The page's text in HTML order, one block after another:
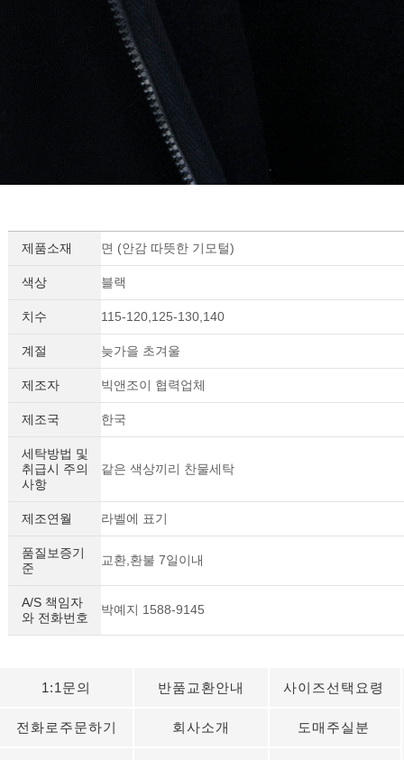
제품소재 면 (안감 따뜻한 기모털)
색상 블랙
치수 115-120,125-130,140
계절 늦가을 초겨울
제조자 빅앤조이 협력업체
제조국 한국
세탁방법 및
취급시 주의
사항
같은 색상끼리 찬물세탁
제조연월 라벨에 표기
품질보증기
준
교환,환불 7일이내
A/S 책임자
와 전화번호
박예지 1588-9145
1:1문의 반품교환안내 사이즈선택요령
전화로주문하기 회사소개 도매주실분